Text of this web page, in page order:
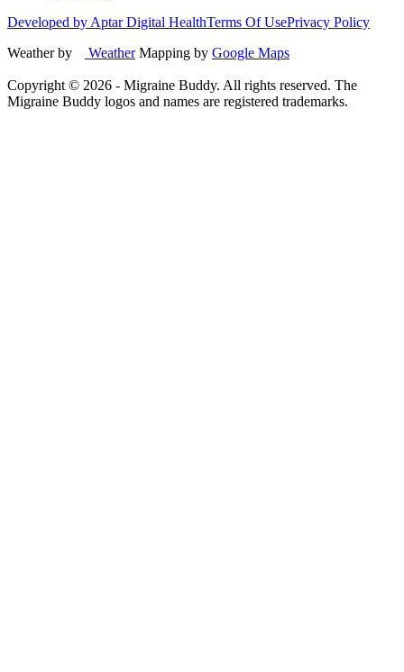
Developed by Aptar Digital HealthTerms Of UsePrivacy Policy
Weather by
WeatherMapping by Google Maps
Copyright © 2026 - Migraine Buddy. All rights reserved. The
Migraine Buddy logos and names are registered trademarks.